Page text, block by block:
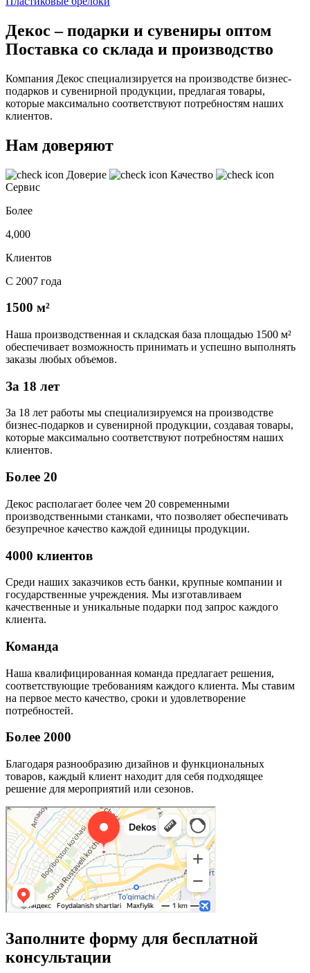
Декос – подарки и сувениры оптом
Поставка со склада и производство
Компания Декос специализируется на производстве бизнес-
подарков и сувенирной продукции, предлагая товары,
которые максимально соответствуют потребностям наших
клиентов.
Нам доверяют
Доверие
Качество
Сервис
Более
4,000
Клиентов
С 2007 года
1500 м²
Наша производственная и складская база площадью 1500 м²
обеспечивает возможность принимать и успешно выполнять
заказы любых объемов.
За 18 лет
За 18 лет работы мы специализируемся на производстве
бизнес-подарков и сувенирной продукции, создавая товары,
которые максимально соответствуют потребностям наших
клиентов.
Более 20
Декос располагает более чем 20 современными
производственными станками, что позволяет обеспечивать
безупречное качество каждой единицы продукции.
4000 клиентов
Среди наших заказчиков есть банки, крупные компании и
государственные учреждения. Мы изготавливаем
качественные и уникальные подарки под запрос каждого
клиента.
Команда
Наша квалифицированная команда предлагает решения,
соответствующие требованиям каждого клиента. Мы ставим
на первое место качество, сроки и удовлетворение
потребностей.
Более 2000
Благодаря разнообразию дизайнов и функциональных
товаров, каждый клиент находит для себя подходящее
решение для мероприятий или сезонов.
Заполните форму для бесплатной
консультации